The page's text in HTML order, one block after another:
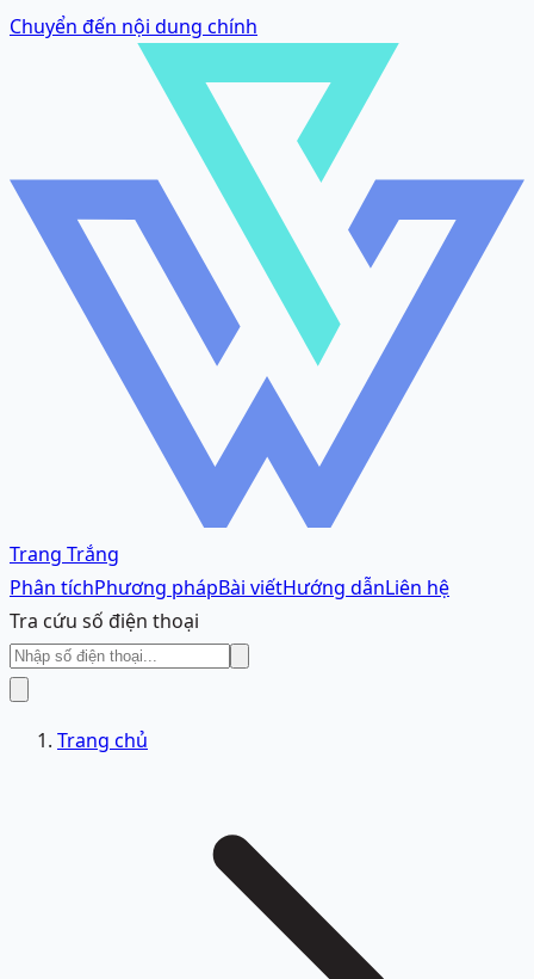
Chuyển đến nội dung chính
Trang Trắng
Phân tíchPhương phápBài viếtHướng dẫnLiên hệ
Tra cứu số điện thoại
Trang chủ